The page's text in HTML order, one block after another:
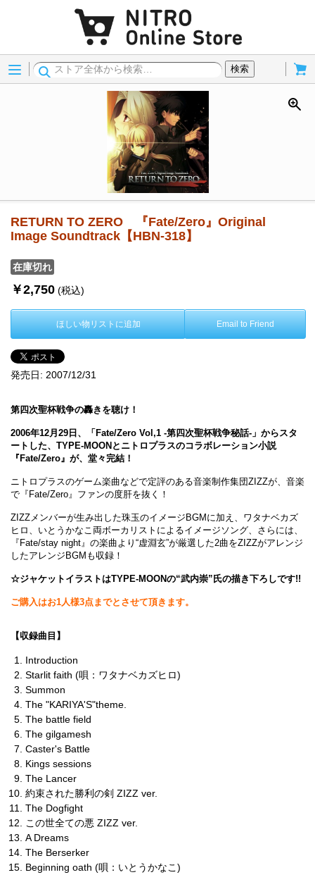
Menu
検索
RETURN TO ZERO 『Fate/Zero』Original
Image Soundtrack【HBN-318】
在庫切れ
￥2,750 (税込)
ほしい物リストに追加 Email to Friend
発売日: 2007/12/31
第四次聖杯戦争の轟きを聴け！
2006年12月29日、「Fate/Zero Vol,1 -第四次聖杯戦争秘話-」からスタ
ートした、TYPE-MOONとニトロプラスのコラボレーション小説
『Fate/Zero』が、堂々完結！
ニトロプラスのゲーム楽曲などで定評のある音楽制作集団ZIZZが、音楽
で『Fate/Zero』ファンの度肝を抜く！
ZIZZメンバーが生み出した珠玉のイメージBGMに加え、ワタナベカズ
ヒロ、いとうかなこ両ボーカリストによるイメージソング、さらには、
『Fate/stay night』の楽曲より“虚淵玄”が厳選した2曲をZIZZがアレンジ
したアレンジBGMも収録！
☆ジャケットイラストはTYPE-MOONの“武内崇”氏の描き下ろしです!!
ご購入はお1人様3点までとさせて頂きます。
【収録曲目】
Introduction
Starlit faith (唄：ワタナベカズヒロ)
Summon
The "KARIYA'S"theme.
The battle field
The gilgamesh
Caster's Battle
Kings sessions
The Lancer
約束された勝利の剣 ZIZZ ver.
The Dogfight
この世全ての悪 ZIZZ ver.
A Dreams
The Berserker
Beginning oath (唄：いとうかなこ)